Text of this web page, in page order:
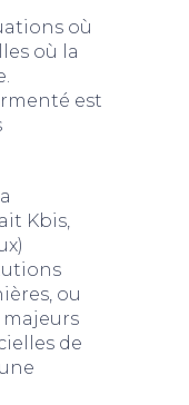
où
où la
est
Kbis,
ou
de